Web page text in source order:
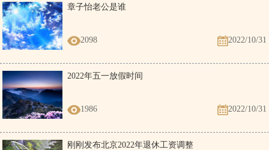
章子怡老公是谁
2098 2022/10/31
2022年五一放假时间
1986 2022/10/31
刚刚发布北京2022年退休工资调整